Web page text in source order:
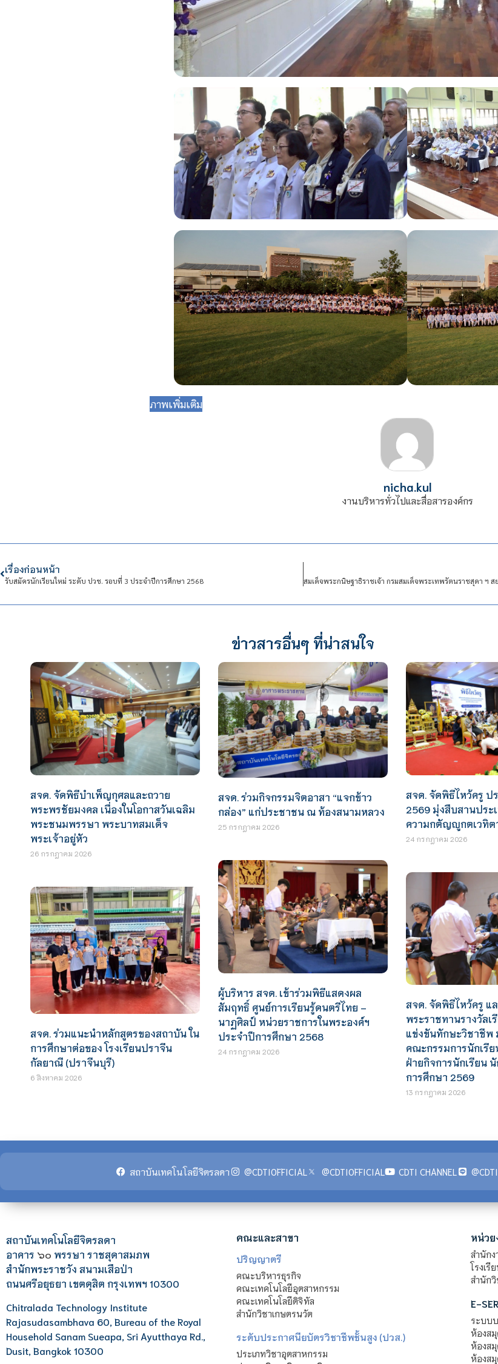
ภาพเพิ่มเติม
nicha.kul
งานบริหารทั่วไปและสื่อสารองค์กร
เรื่องก่อนหน้า
รับสมัครนักเรียนใหม่ ระดับ ปวช. รอบที่ 3 ประจำปีการศึกษา 2568
ข่าวสารอื่นๆ ที่น่าสนใจ
สจด. จัดพิธีบำเพ็ญกุศลและถวาย
พระพรชัยมงคล เนื่องในโอกาสวันเฉลิม
พระชนมพรรษา พระบาทสมเด็จ
พระเจ้าอยู่หัว
26 กรกฎาคม 2026
สจด. ร่วมกิจกรรมจิตอาสา “แจกข้าว
กล่อง” แก่ประชาชน ณ ท้องสนามหลวง
25 กรกฎาคม 2026
สจด. จัดพิธีไหว้ครู ป
2569 มุ่งสืบสานประ
ความกตัญญูกตเวทิต
24 กรกฎาคม 2026
สจด. ร่วมแนะนำหลักสูตรของสถาบัน ใน
การศึกษาต่อของ โรงเรียนปราจีน
กัลยาณี (ปราจีนบุรี)
6 สิงหาคม 2026
ผู้บริหาร สจด. เข้าร่วมพิธีแสดงผล
สัมฤทธิ์ ศูนย์การเรียนรู้ดนตรีไทย –
นาฏศิลป์ หน่วยราชการในพระองค์ฯ
ประจำปีการศึกษา 2568
24 กรกฎาคม 2026
สจด. จัดพิธีไหว้ครู แ
พระราชทานรางวัลเ
แข่งขันทักษะวิชาชีพ
คณะกรรมการนักเรี
ฝ่ายกิจการนักเรียน
การศึกษา 2569
13 กรกฎาคม 2026
สถาบันเทคโนโลยีจิตรลดา @CDTIOFFICIAL @CDTIOFFICIAL CDTI CHANNEL @CDTI
สถาบันเทคโนโลยีจิตรลดา
อาคาร ๖๐ พรรษา ราชสุดาสมภพ
สำนักพระราชวัง สนามเสือป่า
ถนนศรีอยุธยา เขตดุสิต กรุงเทพฯ 10300
Chitralada Technology Institute
Rajasudasambhava 60, Bureau of the Royal
Household Sanam Sueapa, Sri Ayutthaya Rd.,
Dusit, Bangkok 10300
คณะและสาขา
ปริญญาตรี
คณะบริหารธุรกิจ
คณะเทคโนโลยีอุตสาหกรรม
คณะเทคโนโลยีดิจิทัล
สำนักวิชาเกษตรนวัต
ระดับประกาศนียบัตรวิชาชีพชั้นสูง (ปวส.)
ประเภทวิชาอุตสาหกรรม
หน่วย
สำนัก
โรงเ
สำนัก
E-
ระบบบ
ห้องสมุ
ห้องส
ห้องสมุ